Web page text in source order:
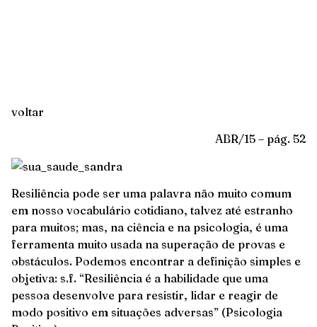
voltar
ABR/15 – pág. 52
Resiliência pode ser uma palavra não muito comum
em nosso vocabulário cotidiano, talvez até estranho
para muitos; mas, na ciência e na psicologia, é uma
ferramenta muito usada na superação de provas e
obstáculos. Podemos encontrar a definição simples e
objetiva: s.f. “Resiliência é a habilidade que uma
pessoa desenvolve para resistir, lidar e reagir de
modo positivo em situações adversas” (Psicologia